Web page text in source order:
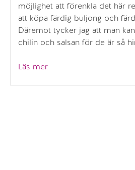
möjlighet att förenkla det här
att köpa färdig buljong och
Däremot tycker jag att man
chilin och salsan för de är så
Läs mer”Enchiladas